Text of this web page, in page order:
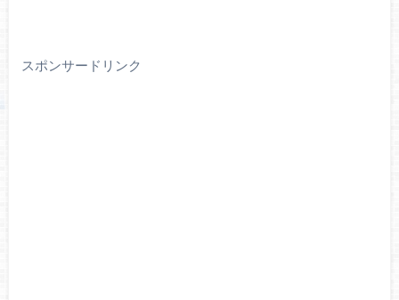
スポンサードリンク